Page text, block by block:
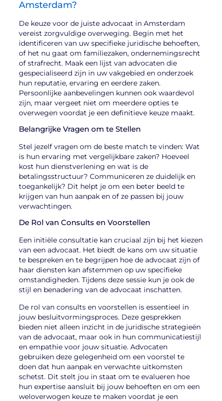
Amsterdam?
De keuze voor de juiste advocaat in Amsterdam
vereist zorgvuldige overweging. Begin met het
identificeren van uw specifieke juridische behoeften,
of het nu gaat om familiezaken, ondernemingsrecht
of strafrecht. Maak een lijst van advocaten die
gespecialiseerd zijn in uw vakgebied en onderzoek
hun reputatie, ervaring en eerdere zaken.
Persoonlijke aanbevelingen kunnen ook waardevol
zijn, maar vergeet niet om meerdere opties te
overwegen voordat je een definitieve keuze maakt.
Belangrijke Vragen om te Stellen
Stel jezelf vragen om de beste match te vinden: Wat
is hun ervaring met vergelijkbare zaken? Hoeveel
kost hun dienstverlening en wat is de
betalingsstructuur? Communiceren ze duidelijk en
toegankelijk? Dit helpt je om een beter beeld te
krijgen van hun aanpak en of ze passen bij jouw
verwachtingen.
De Rol van Consults en Voorstellen
Een initiële consultatie kan cruciaal zijn bij het kiezen
van een advocaat. Het biedt de kans om uw situatie
te bespreken en te begrijpen hoe de advocaat zijn of
haar diensten kan afstemmen op uw specifieke
omstandigheden. Tijdens deze sessie kun je ook de
stijl en benadering van de advocaat inschatten.
De rol van consults en voorstellen is essentieel in
jouw besluitvormingsproces. Deze gesprekken
bieden niet alleen inzicht in de juridische strategieën
van de advocaat, maar ook in hun communicatiestijl
en empathie voor jouw situatie. Advocaten
gebruiken deze gelegenheid om een voorstel te
doen dat hun aanpak en verwachte uitkomsten
schetst. Dit stelt jou in staat om te evalueren hoe
hun expertise aansluit bij jouw behoeften en om een
weloverwogen keuze te maken voordat je een